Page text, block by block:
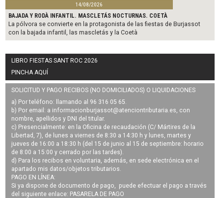
14/08/2026
BAJADA Y RODÀ INFANTIL. MASCLETÁS NOCTURNAS. COETÀ
La pólvora se convierte en la protagonista de las fiestas de Burjassot
con la bajada infantil, las mascletás y la Coetà
LIBRO FIESTAS SANT ROC 2026
PINCHA AQUÍ
SOLICITUD Y PAGO RECIBOS (NO DOMICILIADOS) O LIQUIDACIONES
a) Por teléfono: llamando al 96 316 05 65.
b) Por email: a informacionburjassot@atenciontributaria.es, con
nombre, apellidos y DNI del titular.
c) Presencialmente: en la Oficina de recaudación (C/ Mártires de la
Libertad, 7), de lunes a viernes de 8:30 a 14:30 h y lunes, martes y
jueves de 16:00 a 18:30 h (del 15 de junio al 15 de septiembre: horario
de 8:00 a 15:00 y cerrado por las tardes).
d) Para los recibos en voluntaria, además, en sede electrónica en el
apartado mis datos/objetos tributarios.
PAGO EN LÍNEA:
Si ya dispone de documento de pago, puede efectuar el pago a través
del siguiente enlace: PASARELA DE PAGO